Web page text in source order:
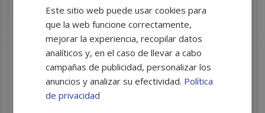
Este sitio web puede usar cookies para
que la web funcione correctamente,
mejorar la experiencia, recopilar datos
analíticos y, en el caso de llevar a cabo
campañas de publicidad, personalizar los
anuncios y analizar su efectividad. Política
de privacidad